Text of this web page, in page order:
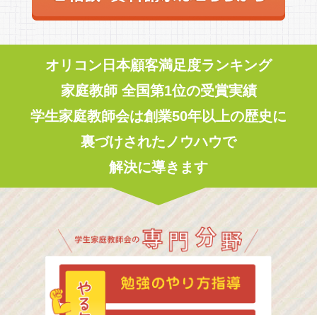
オリコン日本顧客満足度ランキング
家庭教師 全国第1位の受賞実績
学生家庭教師会は創業50年以上の歴史に
裏づけされたノウハウで
解決に導きます